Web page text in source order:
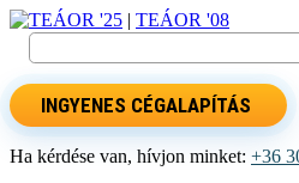
TEÁOR '25 | TEÁOR '08
INGYENES CÉGALAPÍTÁS
Ha kérdése van, hívjon minket: +36